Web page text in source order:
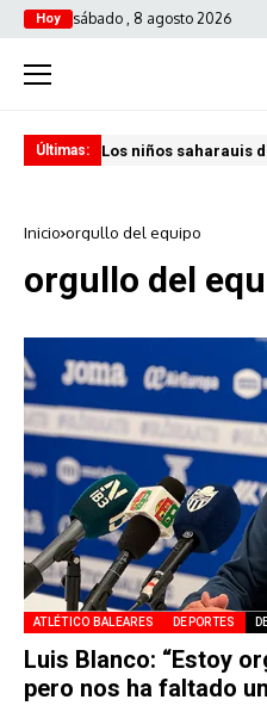
Hoy sábado , 8 agosto 2026
Últimas: Los niños saharauis
Inicio orgullo del equipo
orgullo del
ATLÉTICO BALEARES DEPORTES
Luis Blanco: “Estoy
pero nos ha faltado